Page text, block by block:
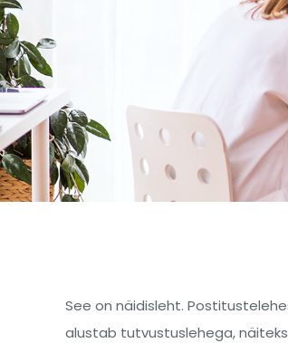
See on näidisleht.
alustab tutvustuslehega, näiteks